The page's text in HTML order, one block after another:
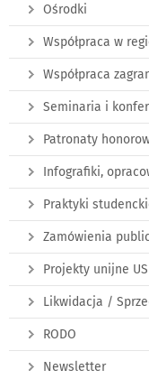
Ośrodki
Współpraca w
Współpraca
Seminaria i
Patronaty
Infografiki,
Praktyki
Zamówienia
Projekty unijne US
Likwidacja /
RODO
Newsletter